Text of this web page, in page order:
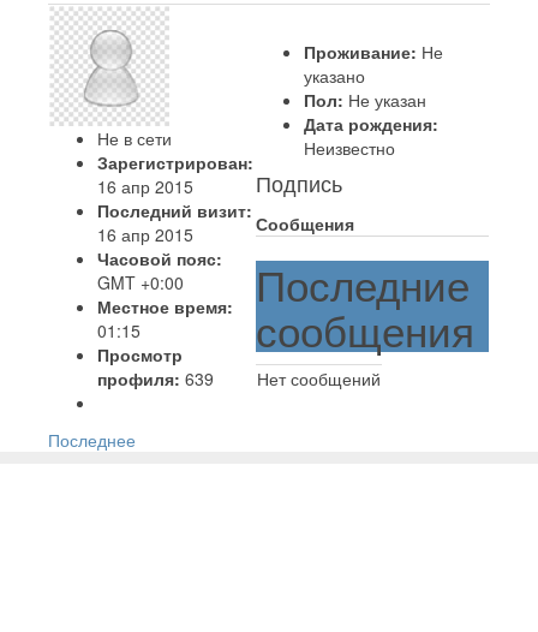
Не в сети
Зарегистрирован:
16 апр 2015
Последний визит:
16 апр 2015
Часовой пояс:
GMT +0:00
Местное время:
01:15
Просмотр
профиля: 639
Проживание: Не
указано
Пол: Не указан
Дата рождения:
Неизвестно
Подпись
Сообщения
Последние
сообщения
Нет сообщений
Последнее